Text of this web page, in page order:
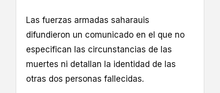
Las fuerzas armadas saharauis
difundieron un comunicado en el que no
especifican las circunstancias de las
muertes ni detallan la identidad de las
otras dos personas fallecidas.